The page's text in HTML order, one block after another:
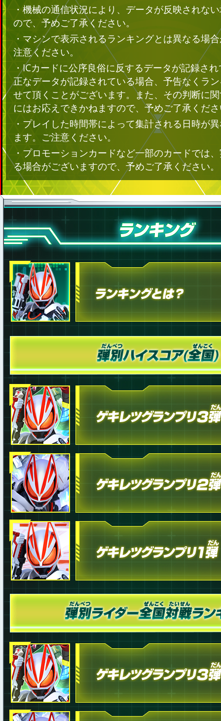
・機械の通信状況により、データが反映されな
ので、予めご了承ください。
・マシンで表示されるランキングとは異なる場
注意ください。
・ICカードに公序良俗に反するデータが記録さ
正なデータが記録されている場合、予告なくラ
せて頂くことがございます。また、その判断に
にはお応えできかねますので、予めご了承くだ
・プレイした時間帯によって集計される日時が
ます。ご注意ください。
・プロモーションカードなど一部のカードでは
る場合がございますので、予めご了承ください。